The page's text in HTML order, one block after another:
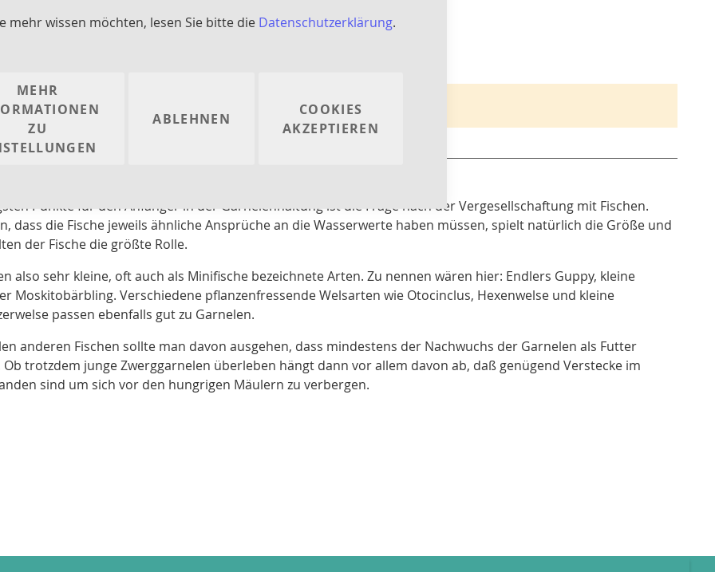
mehr wissen möchten, lesen Sie bitte die Datenschutzerklärung.
COOKIES
AKZEPTIEREN
MEHR
ZU
ABLEHNEN
Mehr Informationen zur Zwerggarnelen Haltung
keine Produkte entsprechend dieser Auswahl finden
Zwerggarnelen im Aquarium
Haltung mit Fischen
Punkte für den Anfänger in der Garnelenhaltung ist die Frage nach der Vergesellschaftung mit Fischen.
dass die Fische jeweils ähnliche Ansprüche an die Wasserwerte haben müssen, spielt natürlich die Größe und
der Fische die größte Rolle.
also sehr kleine, oft auch als Minifische bezeichnete Arten. Zu nennen wären hier: Endlers Guppy, kleine
Moskitobärbling. Verschiedene pflanzenfressende Welsarten wie Otocinclus, Hexenwelse und kleine
passen ebenfalls gut zu Garnelen.
anderen Fischen sollte man davon ausgehen, dass mindestens der Nachwuchs der Garnelen als Futter
trotzdem junge Zwerggarnelen überleben hängt dann vor allem davon ab, daß genügend Verstecke im
sind um sich vor den hungrigen Mäulern zu verbergen.